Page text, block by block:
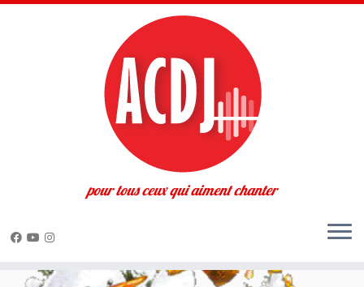
Passer
pour tous ceux qui aiment chanter